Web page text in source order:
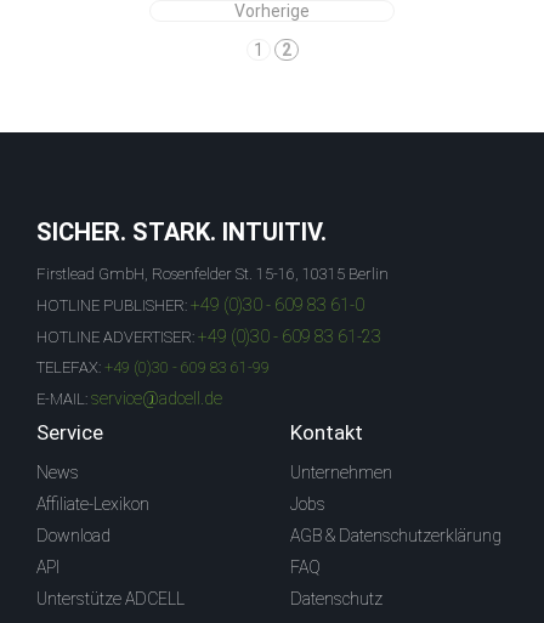
Vorherige
1
2
SICHER. STARK. INTUITIV.
Firstlead GmbH, Rosenfelder St. 15-16, 10315 Berlin
HOTLINE PUBLISHER: +49 (0)30 - 609 83 61-0
HOTLINE ADVERTISER: +49 (0)30 - 609 83 61-23
TELEFAX: +49 (0)30 - 609 83 61-99
E-MAIL: service@adcell.de
Service
News
Affiliate-Lexikon
Download
API
Unterstütze ADCELL
Kontakt
Unternehmen
Jobs
AGB & Datenschutzerklärung
FAQ
Datenschutz